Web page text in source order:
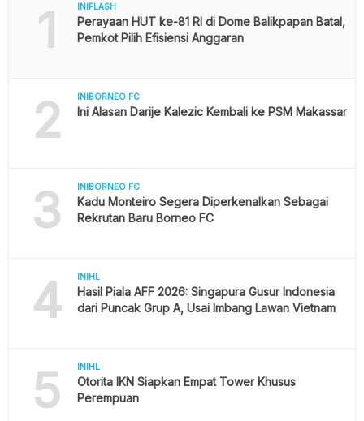
1 INIFLASH
Perayaan HUT ke-81 RI di Dome Balikpapan Batal,
Pemkot Pilih Efisiensi Anggaran
2 INIBORNEO FC
Ini Alasan Darije Kalezic Kembali ke PSM Makassar
3 INIBORNEO FC
Kadu Monteiro Segera Diperkenalkan Sebagai
Rekrutan Baru Borneo FC
4 INIHL
Hasil Piala AFF 2026: Singapura Gusur Indonesia
dari Puncak Grup A, Usai Imbang Lawan Vietnam
5 INIHL
Otorita IKN Siapkan Empat Tower Khusus
Perempuan